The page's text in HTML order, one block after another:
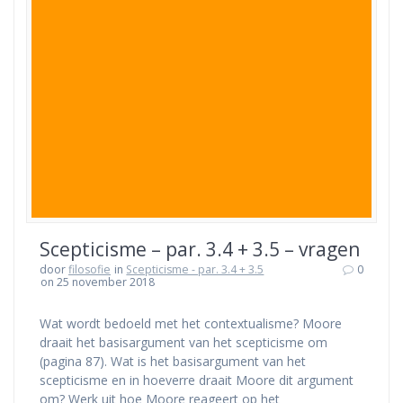
Scepticisme – par. 3.4 + 3.5 – vragen
doorfilosofie in Scepticisme - par. 3.4 + 3.5
on 25 november 2018
0
Wat wordt bedoeld met het contextualisme? Moore
draait het basisargument van het scepticisme om
(pagina 87). Wat is het basisargument van het
scepticisme en in hoeverre draait Moore dit argument
om? Werk uit hoe Moore reageert op het